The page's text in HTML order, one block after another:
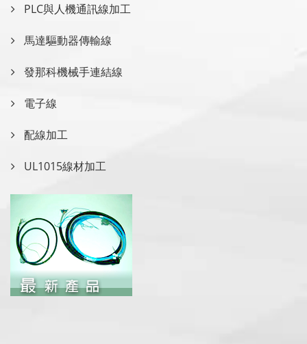
PLC與人機通訊線加工
馬達驅動器傳輸線
發那科機械手連結線
電子線
配線加工
UL1015線材加工